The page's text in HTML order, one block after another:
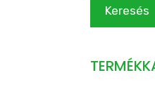
következőre:
Keresés